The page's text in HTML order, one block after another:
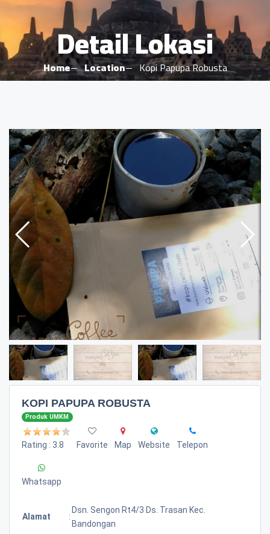
Detail Lokasi
Home Location Kopi Papupa Robusta
KOPI PAPUPA ROBUSTA
Produk UMKM
Rating : 3.8 Favorite Map Website Telepon
Whatsapp
Alamat :
Dsn. Sengon Rt4/3 Ds. Trasan Kec.
Bandongan